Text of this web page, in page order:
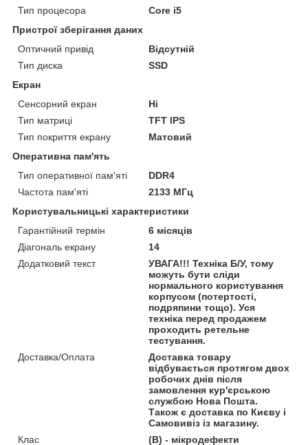
Тип процесора
Core i5
Пристрої зберігання даних
Оптичний привід
Відсутній
Тип диска
SSD
Екран
Сенсорний екран
Ні
Тип матриці
TFT IPS
Тип покриття екрану
Матовий
Оперативна пам'ять
Тип оперативної пам'яті
DDR4
Частота пам'яті
2133 МГц
Користувальницькі характеристики
Гарантійний термін
6 місяців
Діагональ екрану
14
Додатковий текст
УВАГА!!! Техніка Б/У, тому
можуть бути сліди
нормального користування
корпусом (потертості,
подряпини тощо). Уся
техніка перед продажем
проходить ретельне
тестування.
Доставка/Оплата
Доставка товару
відбувається протягом двох
робочих днів після
замовлення кур'єрською
службою Нова Пошта.
Також є доставка по Києву і
Самовивіз із магазину.
Клас
(В) - мікродефекти